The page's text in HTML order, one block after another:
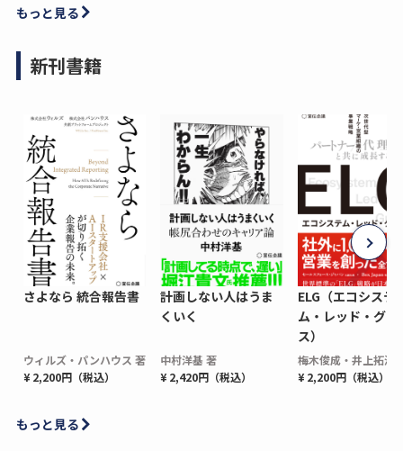
もっと見る
新刊書籍
さよなら 統合報告書
ウィルズ・パンハウス 著
¥ 2,200円（税込）
計画しない人はうま
くいく
中村洋基 著
¥ 2,420円（税込）
ELG（エコシステ
ム・レッド・グロ
ス）
梅木俊成・井上拓海
¥ 2,200円（税込）
もっと見る